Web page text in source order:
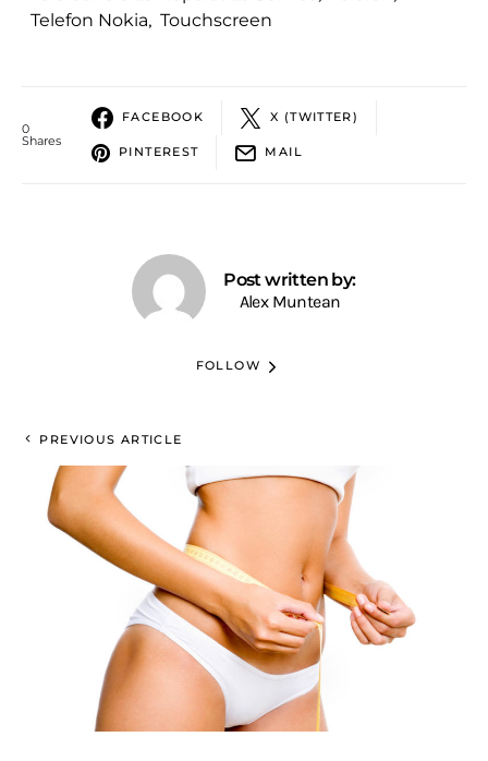
Telefon Nokia, Touchscreen
0
Shares
FACEBOOK X (TWITTER)
PINTEREST MAIL
Post written by:
Alex Muntean
FOLLOW
PREVIOUS ARTICLE